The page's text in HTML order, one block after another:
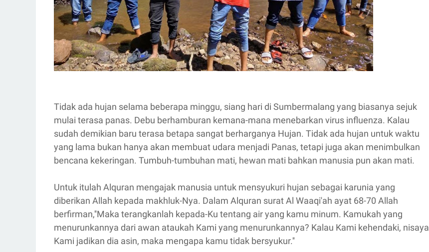
Tidak ada hujan selama beberapa minggu, siang hari di Sumbermalang yang biasanya sejuk
mulai terasa panas. Debu berhamburan kemana-mana menebarkan virus influenza. Kalau
sudah demikian baru terasa betapa sangat berharganya Hujan. Tidak ada hujan untuk waktu
yang lama bukan hanya akan membuat udara menjadi Panas, tetapi juga akan menimbulkan
bencana kekeringan. Tumbuh-tumbuhan mati, hewan mati bahkan manusia pun akan mati.
Untuk itulah Alquran mengajak manusia untuk mensyukuri hujan sebagai karunia yang
diberikan Allah kepada makhluk-Nya. Dalam Alquran surat Al Waaqi'ah ayat 68-70 Allah
berfirman,''Maka terangkanlah kepada-Ku tentang air yang kamu minum. Kamukah yang
menurunkannya dari awan ataukah Kami yang menurunkannya? Kalau Kami kehendaki, nisaya
Kami jadikan dia asin, maka mengapa kamu tidak bersyukur.''